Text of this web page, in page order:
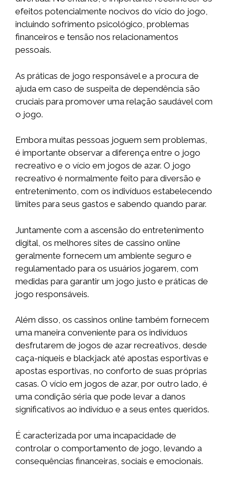
efeitos potencialmente nocivos do vício do jogo,
incluindo sofrimento psicológico, problemas
financeiros e tensão nos relacionamentos
pessoais.
As práticas de jogo responsável e a procura de
ajuda em caso de suspeita de dependência são
cruciais para promover uma relação saudável com
o jogo.
Embora muitas pessoas joguem sem problemas,
é importante observar a diferença entre o jogo
recreativo e o vício em jogos de azar. O jogo
recreativo é normalmente feito para diversão e
entretenimento, com os indivíduos estabelecendo
limites para seus gastos e sabendo quando parar.
Juntamente com a ascensão do entretenimento
digital, os melhores sites de cassino online
geralmente fornecem um ambiente seguro e
regulamentado para os usuários jogarem, com
medidas para garantir um jogo justo e práticas de
jogo responsáveis.
Além disso, os cassinos online também fornecem
uma maneira conveniente para os indivíduos
desfrutarem de jogos de azar recreativos, desde
caça-níqueis e blackjack até apostas esportivas e
apostas esportivas, no conforto de suas próprias
casas. O vício em jogos de azar, por outro lado, é
uma condição séria que pode levar a danos
significativos ao indivíduo e a seus entes queridos.
É caracterizada por uma incapacidade de
controlar o comportamento de jogo, levando a
consequências financeiras, sociais e emocionais.